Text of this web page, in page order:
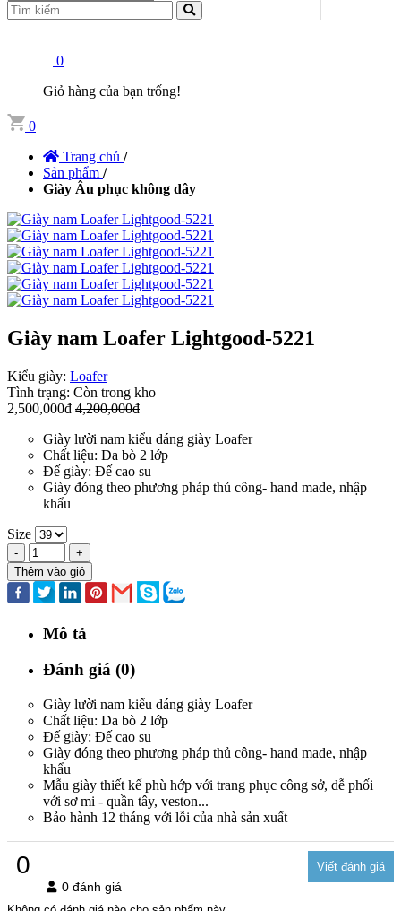
0
Giỏ hàng của bạn trống!
0
Trang chủ /
Sản phẩm /
Giày Âu phục không dây
Giày nam Loafer Lightgood-5221
Kiểu giày: Loafer
Tình trạng: Còn trong kho
2,500,000đ 4,200,000đ
Giày lười nam kiểu dáng giày Loafer
Chất liệu: Da bò 2 lớp
Đế giày: Đế cao su
Giày đóng theo phương pháp thủ công- hand made, nhập
khẩu
Size
-
+
Thêm vào giỏ
Mô tả
Đánh giá (0)
Giày lười nam kiểu dáng giày Loafer
Chất liệu: Da bò 2 lớp
Đế giày: Đế cao su
Giày đóng theo phương pháp thủ công- hand made, nhập
khẩu
Mẫu giày thiết kế phù hớp với trang phục công sở, dễ phối
với sơ mi - quần tây, veston...
Bảo hành 12 tháng với lỗi của nhà sản xuất
0
0 đánh giá